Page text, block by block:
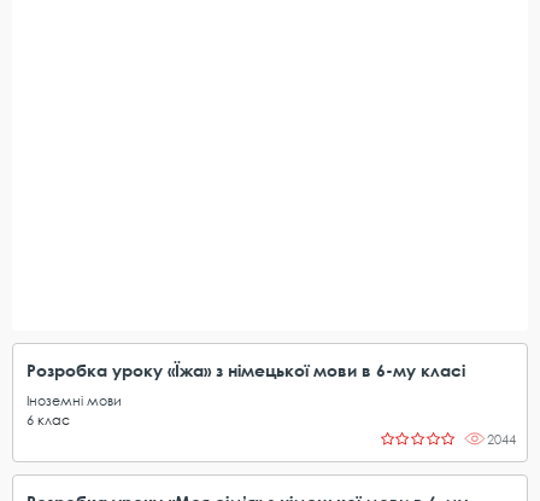
Розробка уроку «Їжа» з німецької мови в 6-му класі
Іноземні мови
6 клас
2044